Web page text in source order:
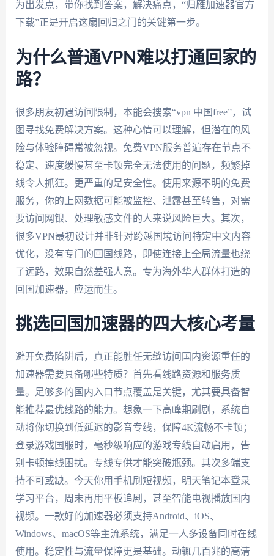
为出发点，带你找到答案，解决痛点，“归雁加速器官方
下载”正是开启这扇回归之门的关键第一步。
为什么普通VPN难以打通回家的
路？
很多朋友初遇访问限制，本能会搜索“vpn 中国free”，试
图寻找免费解决方案。这种心情可以理解，但潜在的风
险与体验障碍常被忽视。免费VPN服务普遍存在节点不
稳定、速度缓慢甚至卡顿完全无法使用的问题，频繁掉
线令人抓狂。更严重的是安全性。使用来源不明的免费
服务，你的上网数据可能被监控、泄露甚至转售，对需
要访问网银、处理敏感文件的人来说风险巨大。其次，
很多VPN最初设计并非针对跨越国境访问特定中文内容
优化，没有专门的回国线路，即使连接上全局流量也绕
了远路，效果自然差强人意。专为海外华人群体打造的
回国加速器，应运而生。
挑选回国加速器的四大核心考量
避开免费陷阱后，真正能胜任无缝访问国内资源重任的
加速器需要具备哪些特质？首先看线路资源和服务质
量。足够多的国内入口节点覆盖是关键，尤其要具备智
能推荐最优线路的能力。想象一下高峰期刷剧，系统自
动将你切换到低延迟的影音专线，保障4K流畅不卡顿；
登录游戏国服时，毫秒级响应的游戏专线自动启用，告
别卡顿掉线困扰。专线专供才能突破瓶颈。其次多端支
持不可或缺。今天你用手机刷短视频，明天笔记本登录
学习平台，周末再用平板追剧，甚至智能电视播放国内
视频。一款好的加速器必须支持Android、iOS、
Windows、macOS等主流系统，满足一人多设备同时在线
使用。稳定性与流量保障更是基础。动辄几百兆的高清